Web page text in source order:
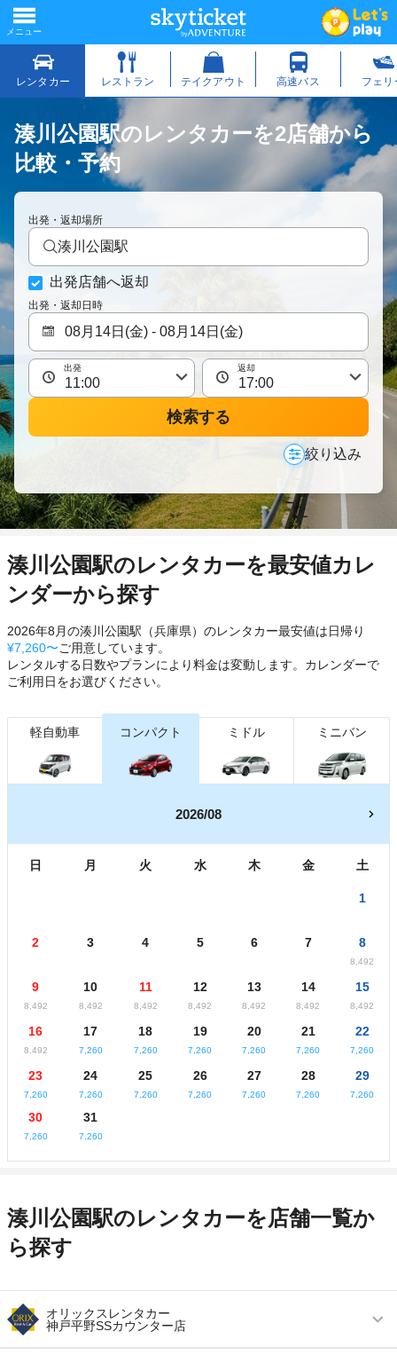
湊川公園駅のレンタカーを2店舗から
比較・予約
出発・返却場所
湊川公園駅
出発店舗へ返却
出発・返却日時
出発 返却
検索する
絞り込み
湊川公園駅のレンタカーを最安値カレ
ンダーから探す
2026年8月の湊川公園駅（兵庫県）のレンタカー最安値は日帰り
¥7,260〜ご用意しています。
レンタルする日数やプランにより料金は変動します。カレンダーで
ご利用日をお選びください。
軽自動車 コンパクト ミドル ミニバン
2026/08
日 月 火 水 木 金 土
1
2 3 4 5 6 7 8
8,492
9
8,492
10
8,492
11
8,492
12
8,492
13
8,492
14
8,492
15
8,492
16
8,492
17
7,260
18
7,260
19
7,260
20
7,260
21
7,260
22
7,260
23
7,260
24
7,260
25
7,260
26
7,260
27
7,260
28
7,260
29
7,260
30
7,260
31
7,260
湊川公園駅のレンタカーを店舗一覧か
ら探す
オリックスレンタカー
神戸平野SSカウンター店